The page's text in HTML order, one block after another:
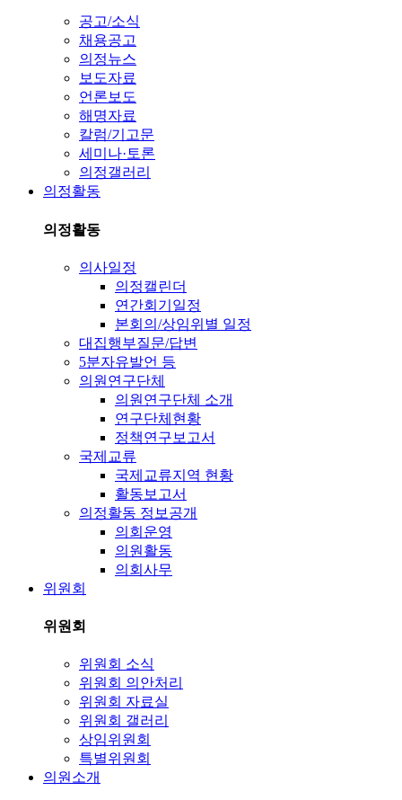
공고/소식
채용공고
의정뉴스
보도자료
언론보도
해명자료
칼럼/기고문
세미나·토론
의정갤러리
의정활동
의정활동
의사일정
의정캘린더
연간회기일정
본회의/상임위별 일정
대집행부질문/답변
5분자유발언 등
의원연구단체
의원연구단체 소개
연구단체현황
정책연구보고서
국제교류
국제교류지역 현황
활동보고서
의정활동 정보공개
의회운영
의원활동
의회사무
위원회
위원회
위원회 소식
위원회 의안처리
위원회 자료실
위원회 갤러리
상임위원회
특별위원회
의원소개